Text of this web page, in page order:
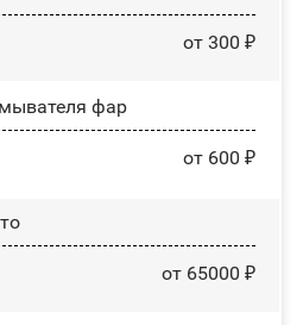
от 300 ₽
фар
от 600 ₽
от 65000 ₽